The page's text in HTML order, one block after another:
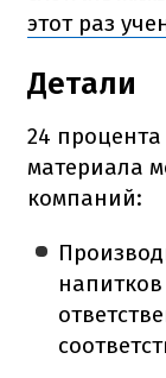
этот раз
Детали
24
материала
компаний:
напитков